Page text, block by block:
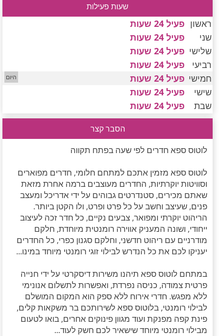
חדרים לפי שעה במישור החוף הדרומי
שעות פעילות
ראשון פעיל 24 שעות
שני
פעיל 24 שעות
שלישי פעיל 24 שעות
רביעי
פעיל 24 שעות
חמישי פעיל 24 שעות
שישי
פעיל 24 שעות
שבת
פעיל 24 שעות
הסבר קצר
לוטוס ספא חדרים לפי שעה בפתח תקווה
לוטוס ספא מזמין אתכם למתחם חלומי, חדרים מפוארים
וסוויטות יוקרתיות, החדרים מעוצבים ברמה אחרת מזאת
שאתם מכירים, סטנדרטים גבוהים על ידי אדריכל ומעצב
פנים, שעיצב וחשב על כל פרט ופרט, ולו הקטן ביותר.
הריהוט יוקרתי ומפואר, צבעים נקיים, כל חדר זכה לעיצוב
ייחודי, ושונה המעניק אווירה רומנטית מיוחדת, חלקם
מודרניים עם ריהוט חדשני, וחלקם סגנון כפרי, כל החדרים
יעניקו לכם את כל הנדרש לבילוי זוגי רומנטי מיוחד במינו...
במתחם לוטוס ספא תיהנו משירות דיסקרטי על ידי חנייה
פרטית צמודה, כניסה נפרדת, ואפשרות לתשלום אנונימי
ללא מפגש. חדרי אירוח ללא ספק הוא המקום המושלם
לבילוי רומנטי, בלוטוס ספא לשירותכם בר משקאות קלים,
פינת קפה מפנקת ועוד מגוון פינוקים אחרים, בואו לטעום
מבילוי רומנטי מיוחד שישאיר לכם חשק לעוד...